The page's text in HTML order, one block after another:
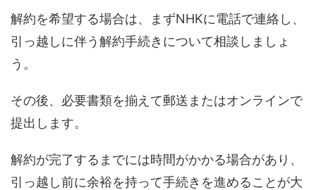
解約を希望する場合は、まずNHKに電話で連絡し、
引っ越しに伴う解約手続きについて相談しましょ
う。
その後、必要書類を揃えて郵送またはオンラインで
提出します。
解約が完了するまでには時間がかかる場合があり、
引っ越し前に余裕を持って手続きを進めることが大